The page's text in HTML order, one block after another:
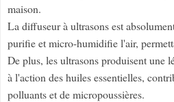
maison.
La diffuseur à ultrasons est
purifie et micro-humidifie l'air,
De plus, les ultrasons produisent une
à l'action des huiles essentielles,
polluants et de micropoussières.